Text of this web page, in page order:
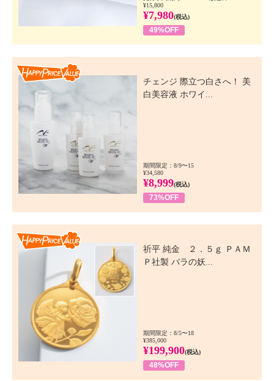
¥15,800
¥7,980(税込)
49%OFF
チェンジ 際立つ白さへ！ 美
白美容液 ホワイ...
期間限定：8/9〜15
¥34,580
¥8,999(税込)
73%OFF
祈平 純金 ２．５ｇ ＰＡＭ
Ｐ社製 バラの妖...
期間限定：8/5〜18
¥385,000
¥199,900(税込)
48%OFF